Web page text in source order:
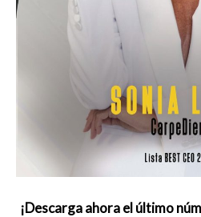
¡Descarga ahora el último